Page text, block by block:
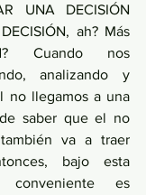
UNA DECISIÓN
ah? Más
Cuando nos
analizando y
no llegamos a una
saber que el no
va a traer
bajo esta
es